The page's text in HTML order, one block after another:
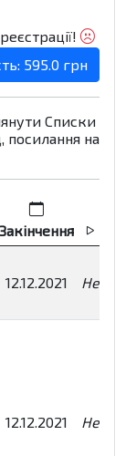
595.0 грн
Списки
посилання на
Закінчення
12.12.2021
12.12.2021